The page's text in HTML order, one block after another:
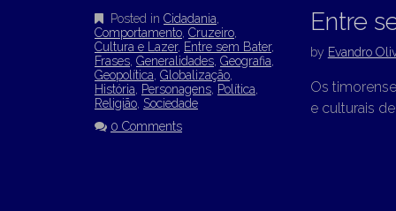
Posted in Cidadania
Comportamento Cruzeiro
Cultura e Lazer, Entre sem Bater,
Frases Generalidades Geografia
Geopolítica Globalização
História
Personagens Política
Religião Sociedade
0 Comments
Entre
by Evandro
Os
e culturais